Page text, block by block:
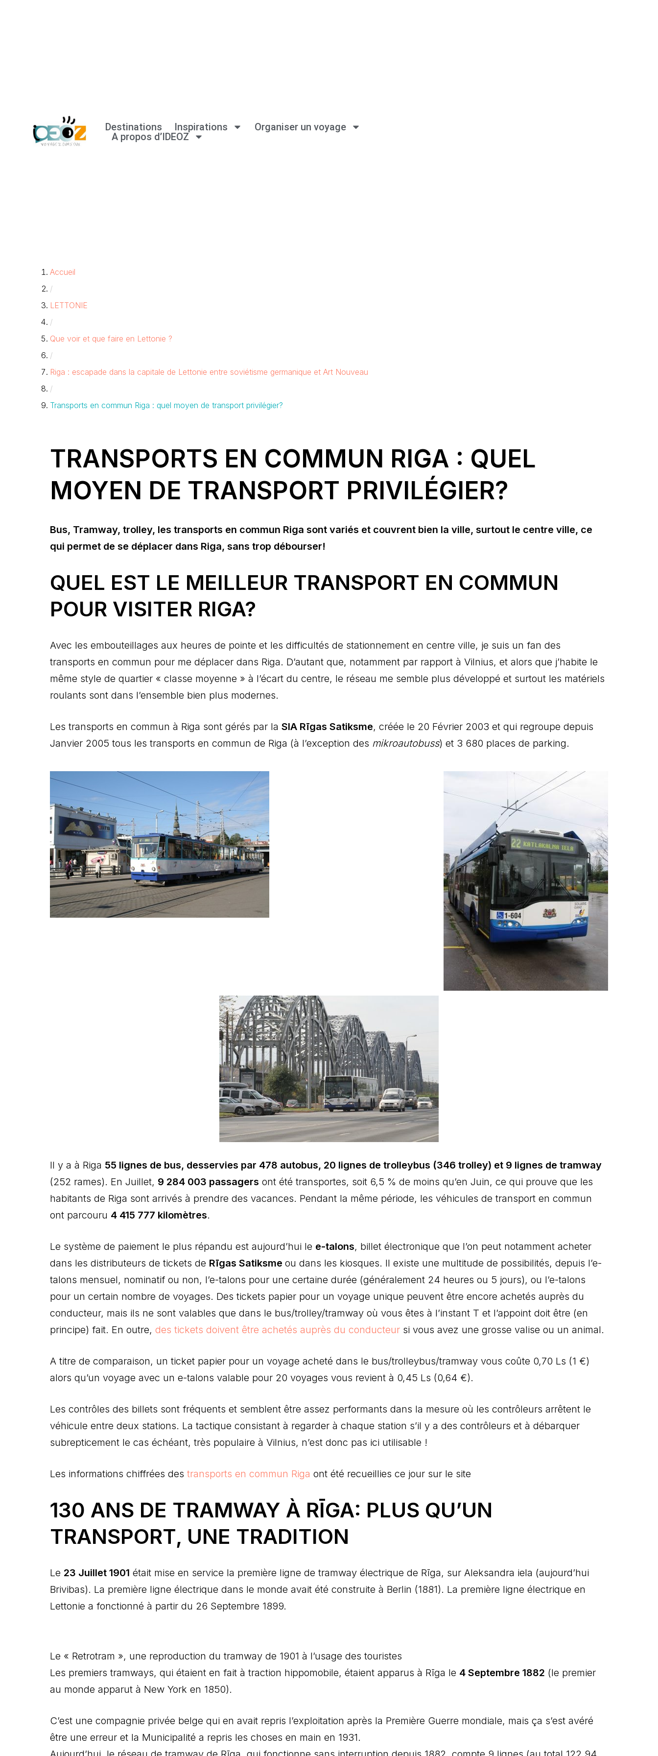
Destinations Inspirations
Organiser un voyage
A propos d’IDEOZ
Accueil
/
LETTONIE
/
Que voir et que faire en Lettonie ?
/
Riga : escapade dans la capitale de Lettonie entre soviétisme germanique et Art Nouveau
/
Transports en commun Riga : quel moyen de transport privilégier?
TRANSPORTS EN COMMUN RIGA : QUEL
MOYEN DE TRANSPORT PRIVILÉGIER?
Bus, Tramway, trolley, les transports en commun Riga sont variés et couvrent bien la ville, surtout le centre ville, ce
qui permet de se déplacer dans Riga, sans trop débourser!
QUEL EST LE MEILLEUR TRANSPORT EN COMMUN
POUR VISITER RIGA?
Avec les embouteillages aux heures de pointe et les difficultés de stationnement en centre ville, je suis un fan des
transports en commun pour me déplacer dans Riga. D’autant que, notamment par rapport à Vilnius, et alors que j’habite le
même style de quartier « classe moyenne » à l’écart du centre, le réseau me semble plus développé et surtout les matériels
roulants sont dans l’ensemble bien plus modernes.
Les transports en commun à Riga sont gérés par la SIA Rīgas Satiksme, créée le 20 Février 2003 et qui regroupe depuis
Janvier 2005 tous les transports en commun de Riga (à l’exception des mikroautobuss) et 3 680 places de parking.
Il y a à Riga 55 lignes de bus, desservies par 478 autobus, 20 lignes de trolleybus (346 trolley) et 9 lignes de tramway
(252 rames). En Juillet, 9 284 003 passagers ont été transportes, soit 6,5 % de moins qu’en Juin, ce qui prouve que les
habitants de Riga sont arrivés à prendre des vacances. Pendant la même période, les véhicules de transport en commun
ont parcouru 4 415 777 kilomètres.
Le système de paiement le plus répandu est aujourd’hui le e-talons, billet électronique que l’on peut notamment acheter
dans les distributeurs de tickets de Rīgas Satiksme ou dans les kiosques. Il existe une multitude de possibilités, depuis l’e-
talons mensuel, nominatif ou non, l’e-talons pour une certaine durée (généralement 24 heures ou 5 jours), ou l’e-talons
pour un certain nombre de voyages. Des tickets papier pour un voyage unique peuvent être encore achetés auprès du
conducteur, mais ils ne sont valables que dans le bus/trolley/tramway où vous êtes à l’instant T et l’appoint doit être (en
principe) fait. En outre, des tickets doivent être achetés auprès du conducteur si vous avez une grosse valise ou un animal.
A titre de comparaison, un ticket papier pour un voyage acheté dans le bus/trolleybus/tramway vous coûte 0,70 Ls (1 €)
alors qu’un voyage avec un e-talons valable pour 20 voyages vous revient à 0,45 Ls (0,64 €).
Les contrôles des billets sont fréquents et semblent être assez performants dans la mesure où les contrôleurs arrêtent le
véhicule entre deux stations. La tactique consistant à regarder à chaque station s’il y a des contrôleurs et à débarquer
subrepticement le cas échéant, très populaire à Vilnius, n’est donc pas ici utilisable !
Les informations chiffrées des transports en commun Riga ont été recueillies ce jour sur le site
130 ANS DE TRAMWAY À RĪGA: PLUS QU’UN
TRANSPORT, UNE TRADITION
Le 23 Juillet 1901 était mise en service la première ligne de tramway électrique de Rīga, sur Aleksandra iela (aujourd’hui
Brivibas). La première ligne électrique dans le monde avait été construite à Berlin (1881). La première ligne électrique en
Lettonie a fonctionné à partir du 26 Septembre 1899.
Le « Retrotram », une reproduction du tramway de 1901 à l’usage des touristes
Les premiers tramways, qui étaient en fait à traction hippomobile, étaient apparus à Rīga le 4 Septembre 1882 (le premier
au monde apparut à New York en 1850).
C’est une compagnie privée belge qui en avait repris l’exploitation après la Première Guerre mondiale, mais ça s’est avéré
être une erreur et la Municipalité a repris les choses en main en 1931.